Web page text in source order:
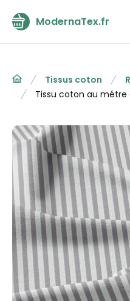
ModernaTex.fr
Tissus coton
Tissu coton au métre